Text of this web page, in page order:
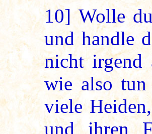
10] Wolle
und handle
nicht irgend
wie also tun
viele
und ihren